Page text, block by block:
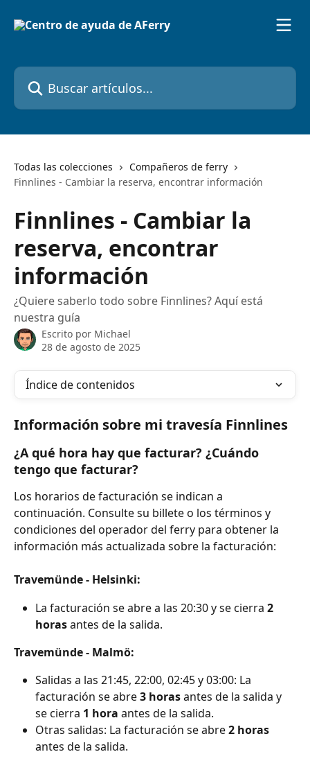
Buscar artículos...
Todas las colecciones
Compañeros de ferry
Finnlines - Cambiar la reserva, encontrar información
Finnlines - Cambiar la
reserva, encontrar
información
¿Quiere saberlo todo sobre Finnlines? Aquí está
nuestra guía
Escrito por Michael
28 de agosto de 2025
Índice de contenidos
Información sobre mi travesía Finnlines
¿A qué hora hay que facturar? ¿Cuándo
tengo que facturar?
Los horarios de facturación se indican a
continuación. Consulte su billete o los términos y
condiciones del operador del ferry para obtener la
información más actualizada sobre la facturación:
Travemünde - Helsinki:
La facturación se abre a las 20:30 y se cierra 2
horas antes de la salida.
Travemünde - Malmö:
Salidas a las 21:45, 22:00, 02:45 y 03:00: La
facturación se abre 3 horas antes de la salida y
se cierra 1 hora antes de la salida.
Otras salidas: La facturación se abre 2 horas
antes de la salida.